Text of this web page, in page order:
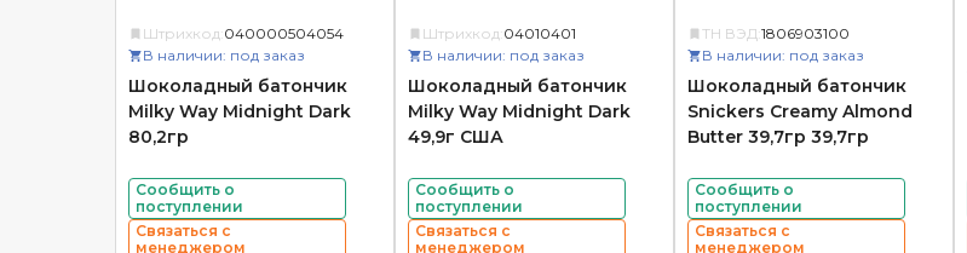
Штрихкод: 040000504054
В наличии: под заказ
Шоколадный батончик
Milky Way Midnight Dark
80,2гр
Сообщить о
поступлении
Связаться с
менеджером
Штрихкод: 04010401
В наличии: под заказ
Шоколадный батончик
Milky Way Midnight Dark
49,9г США
Сообщить о
поступлении
Связаться с
менеджером
ТН ВЭД: 1806903100
В наличии: под заказ
Шоколадный батончик
Snickers Creamy Almond
Butter 39,7гр 39,7гр
Сообщить о
поступлении
Связаться с
менеджером